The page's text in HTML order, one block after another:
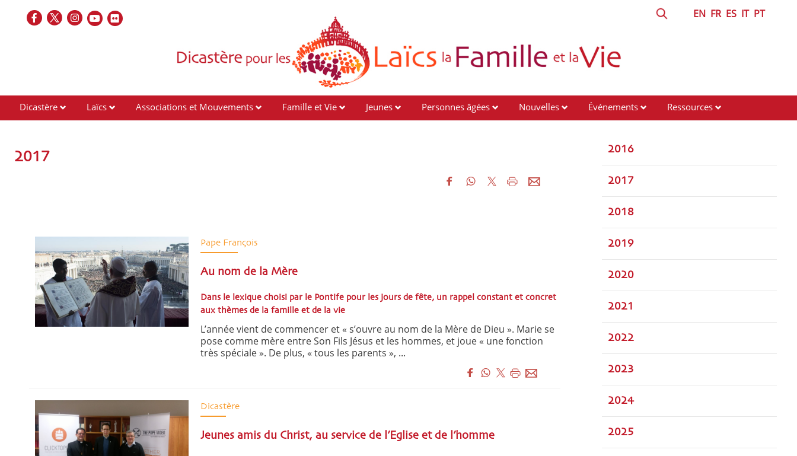
EN FR ES IT PT
Dicastère Laïcs Associations et Mouvements Famille et Vie Jeunes Personnes âgées Nouvelles Événements
Ressources
2017
Pape François
Au nom de la Mère
Dans le lexique choisi par le Pontife pour les jours de fête, un rappel constant et concret
aux thèmes de la famille et de la vie
L’année vient de commencer et « s’ouvre au nom de la Mère de Dieu ». Marie se
pose comme mère entre Son Fils Jésus et les hommes, et joue « une fonction
très spéciale ». De plus, « tous les parents », ...
Dicastère
Jeunes amis du Christ, au service de l’Eglise et de l’homme
2016
2017
2018
2019
2020
2021
2022
2023
2024
2025